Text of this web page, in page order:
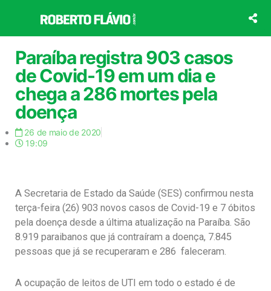
o
conteúdo
Paraíba registra 903 casos
de Covid-19 em um dia e
chega a 286 mortes pela
doença
26 de maio de 2020
19:09
A Secretaria de Estado da Saúde (SES) confirmou nesta
terça-feira (26) 903 novos casos de Covid-19 e 7 óbitos
pela doença desde a última atualização na Paraíba. São
8.919 paraibanos que já contraíram a doença, 7.845
pessoas que já se recuperaram e 286 faleceram.
A ocupação de leitos de UTI em todo o estado é de